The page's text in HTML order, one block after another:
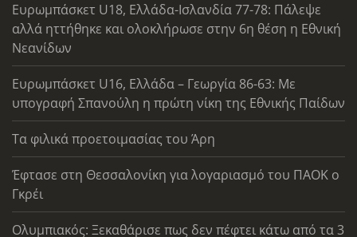
Ευρωμπάσκετ U18, Ελλάδα-Ισλανδία 77-78: Πάλεψε
αλλά ηττήθηκε και ολοκλήρωσε στην 6η θέση η Εθνική
Νεανίδων
Ευρωμπάσκετ U16, Ελλάδα – Γεωργία 86-63: Με
υπογραφή Σπανούλη η πρώτη νίκη της Εθνικής Παίδων
Τα φιλικά προετοιμασίας του Άρη
Έφτασε στη Θεσσαλονίκη για λογαριασμό του ΠΑΟΚ ο
Γκρέι
Ολυμπιακός: Ξεκαθάρισε πως δεν πέφτει κάτω από τα 3